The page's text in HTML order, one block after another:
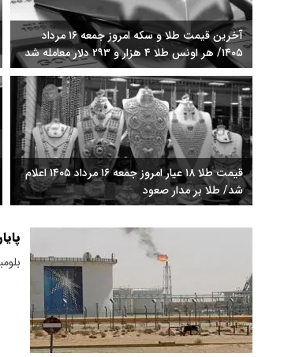
آخرین قیمت طلا و سکه امروز جمعه ۱۶ مرداد
۱۴۰۵/ هر اونس طلا ۴ هزار و ٢٩٣ دلار معامله شد
قیمت طلا ۱۸ عیار امروز جمعه ۱۶ مرداد ۱۴۰۵ اعلام
شد/ طلا بر مدار صعود
پایان ۴ دهه واردات نفت از عربستان؛